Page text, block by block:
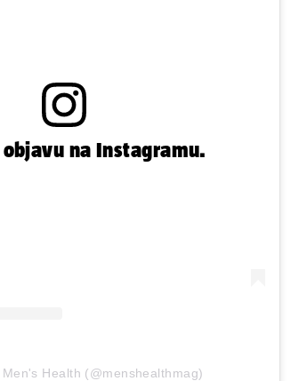
na Instagramu.
Health (@menshealthmag)